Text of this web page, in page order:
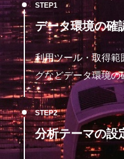
STEP
データ環境の確
利用ツール・取得範
グなどデータ環境
STEP
分析テーマの設